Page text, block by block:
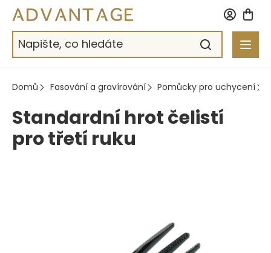
Přejít
obsah
Domů Fasování a gravírování Pomůcky pro uchycení
Standardní hrot čelistí
pro třetí ruku